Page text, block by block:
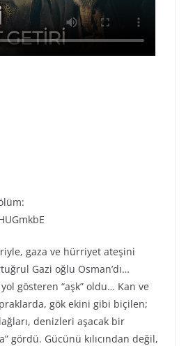
gaza ve hürriyet ateşini
Gazi oğlu Osman’dı…
gösteren “aşk” oldu… Kan ve
gök ekini gibi biçilen;
denizleri aşacak bir
gördü. Gücünü kılıcından değil,